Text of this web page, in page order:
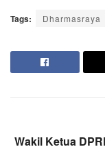
Tags: Dharmasraya
Wakil Ketua